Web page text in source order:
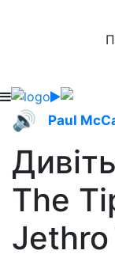
🔊 Paul
The
Jethro